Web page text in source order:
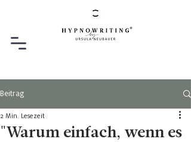
Beitrag
"Warum einfach, wenn es
2 Min. Lesezeit